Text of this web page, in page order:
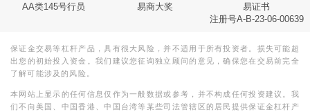
AA类145号行员
易商大奖
易证书
注册号A-B-23-06-00639
保证金交易等杠杆产品，具有很大风险，并不适用于所有投资者。损失可能超
出您的初始投入资金。我们建议您征询独立顾问的意见，确保您在交易前完全
了解可能涉及的风险。
本网站上显示的任何信息仅作为一般数据或参考，并不构成任何投资建议。我
们不向美国、中国香港、中国台湾等某些司法管辖区的居民提供保证金杠杆产